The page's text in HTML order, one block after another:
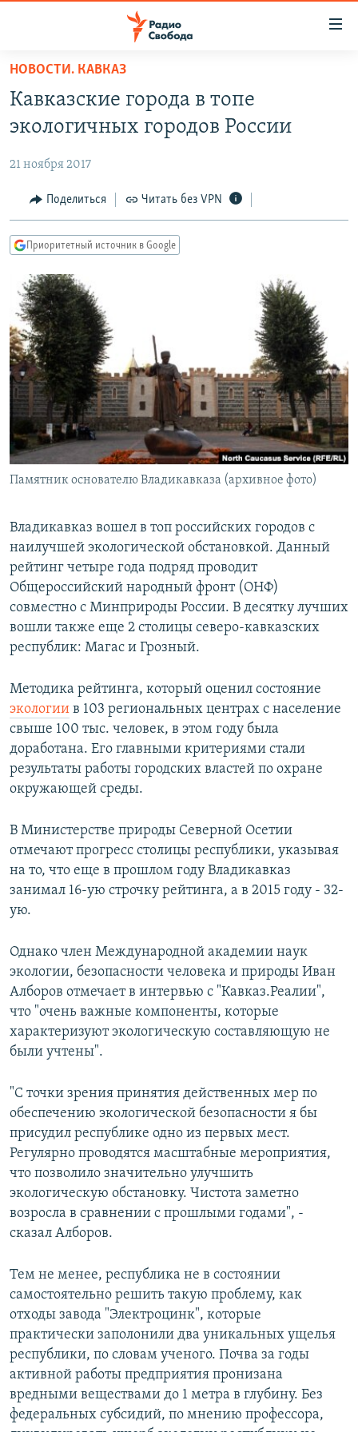
упрощенного
доступа
основному
Вернутся
главной
навигации
Вернутся
поиску
ЦИТАТЫ СВОБОДЫ
МНЕНИЯ
IDEL.РЕАЛИИ
КАВКАЗ.РЕАЛИИ
СЕВЕР.РЕАЛИИ
СИБИРЬ.РЕАЛИИ
РАСПИСАНИЕ ВЕЩАНИЯ
ПОДПИШИТЕСЬ НА РАССЫЛКУ
СОЦИАЛЬНЫЕ СЕТИ
Все сайты РСЕ/РС
НОВОСТИ. КАВКАЗ
Кавказские города в топе
экологичных городов России
21 ноября 2017
Поделиться Читать без VPN
Приоритетный источник в Google
Памятник основателю Владикавказа (архивное фото)
Владикавказ вошел в топ российских городов с
наилучшей экологической обстановкой. Данный
рейтинг четыре года подряд проводит
Общероссийский народный фронт (ОНФ)
совместно с Минприроды России. В десятку лучших
вошли также еще 2 столицы северо-кавказских
республик: Магас и Грозный.
Методика рейтинга, который оценил состояние
экологии в 103 региональных центрах с население
свыше 100 тыс. человек, в этом году была
доработана. Его главными критериями стали
результаты работы городских властей по охране
окружающей среды.
В Министерстве природы Северной Осетии
отмечают прогресс столицы республики, указывая
на то, что еще в прошлом году Владикавказ
занимал 16-ую строчку рейтинга, а в 2015 году - 32-
ую.
Однако член Международной академии наук
экологии, безопасности человека и природы Иван
Алборов отмечает в интервью с "Кавказ.Реалии",
что "очень важные компоненты, которые
характеризуют экологическую составляющую не
были учтены".
"С точки зрения принятия действенных мер по
обеспечению экологической безопасности я бы
присудил республике одно из первых мест.
Регулярно проводятся масштабные мероприятия,
что позволило значительно улучшить
экологическую обстановку. Чистота заметно
возросла в сравнении с прошлыми годами", -
сказал Алборов.
Тем не менее, республика не в состоянии
самостоятельно решить такую проблему, как
отходы завода "Электроцинк", которые
практически заполонили два уникальных ущелья
республики, по словам ученого. Почва за годы
активной работы предприятия пронизана
вредными веществами до 1 метра в глубину. Без
федеральных субсидий, по мнению профессора,